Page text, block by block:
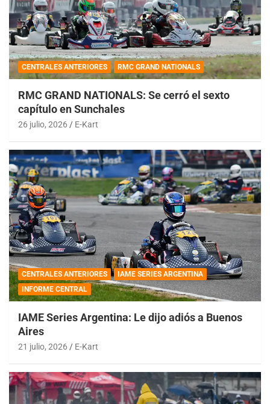
CENTRALES ANTERIORES RMC GRAND NATIONALS
RMC GRAND NATIONALS: Se cerró el sexto
capítulo en Sunchales
26 julio, 2026 E-Kart
CENTRALES ANTERIORES
IAME SERIES ARGENTINA
INFORME CENTRAL
IAME Series Argentina: Le dijo adiós a Buenos
Aires
21 julio, 2026 E-Kart